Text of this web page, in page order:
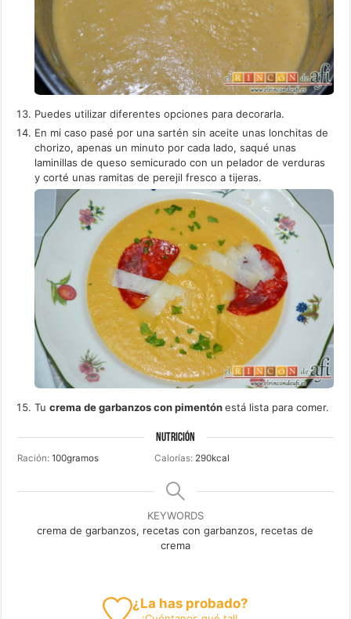
Puedes utilizar diferentes opciones para decorarla.
En mi caso pasé por una sartén sin aceite unas lonchitas de
chorizo, apenas un minuto por cada lado, saqué unas
laminillas de queso semicurado con un pelador de verduras
y corté unas ramitas de perejil fresco a tijeras.
Tucrema de garbanzos con pimentónestá lista para comer.
NUTRICIÓN
Ración:100gramos Calorías: 290kcal
KEYWORDS
crema de garbanzos, recetas con garbanzos, recetas de
crema
¿La has probado?